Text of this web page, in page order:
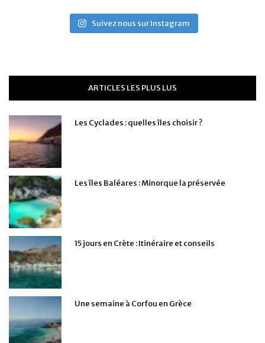
Suivez nous sur Instagram
ARTICLES LES PLUS LUS
Les Cyclades : quelles îles choisir ?
Les îles Baléares : Minorque la préservée
15 jours en Crète : Itinéraire et conseils
Une semaine à Corfou en Grèce